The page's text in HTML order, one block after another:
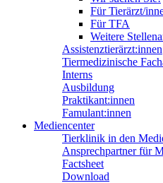
Für Tierärzt/
Für TFA
Weitere
Assistenztierärzt:innen
Tiermedizinische
Interns
Ausbildung
Praktikant:innen
Famulant:innen
Mediencenter
Tierklinik in den
Ansprechpartner für
Factsheet
Download